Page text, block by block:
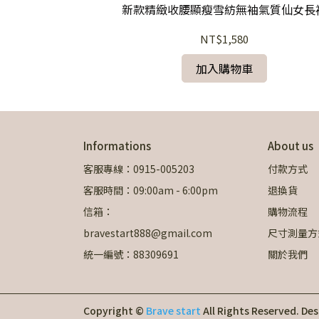
新款精緻收腰顯瘦雪紡無袖氣質仙女長
NT$1,580
加入購物車
Informations
客服專線：0915-005203
客服時間：09:00am - 6:00pm
信箱：
bravestart888@gmail.com
統一編號：88309691
About us
付款方式
退換貨
購物流程
尺寸測量
關於我們
Copyright © Brave start All Rights Reserved.